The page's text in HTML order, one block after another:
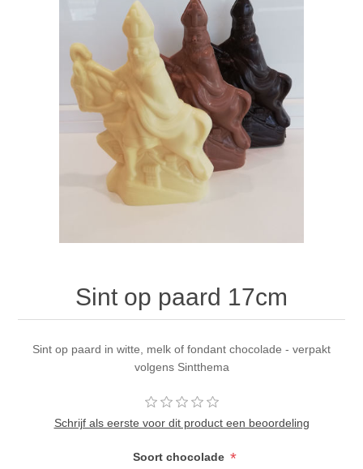
Sint op paard 17cm
Sint op paard in witte, melk of fondant chocolade - verpakt
volgens Sintthema
Schrijf als eerste voor dit product een beoordeling
Soort chocolade *